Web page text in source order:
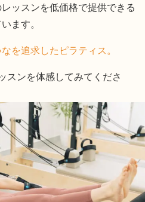
ッスンを低価格で提供できる
ます。
を追求したピラティス。
スンを体感してみてくださ